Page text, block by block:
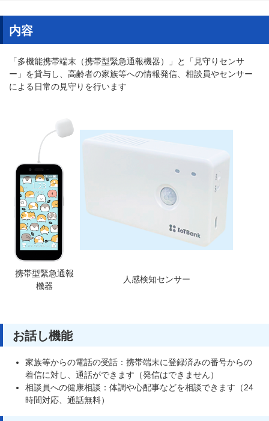
内容
「多機能携帯端末（携帯型緊急通報機器）」と「見守りセンサ
ー」を貸与し、高齢者の家族等への情報発信、相談員やセンサー
による日常の見守りを行います
携帯型緊急通報
機器
人感検知センサー
お話し機能
家族等からの電話の受話：携帯端末に登録済みの番号からの
着信に対し、通話ができます（発信はできません）
相談員への健康相談：体調や心配事などを相談できます（24
時間対応、通話無料）